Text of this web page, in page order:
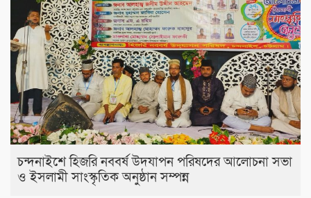
চন্দনাইশে হিজরি নববর্ষ উদযাপন পরিষদের আলোচনা সভা
ও ইসলামী সাংস্কৃতিক অনুষ্ঠান সম্পন্ন